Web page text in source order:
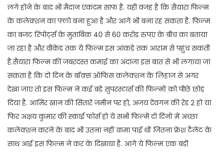
लगे होने के बाद भी मैदान एकदम साफ है. यही वजह है कि सैयारा फिल्म
के कलेक्शन का फ्लो बना हुआ है और आगे भी बना रह सकता है. फिल्म
का बजट रिपोर्ट्स के मुताबिक 40 से 60 करोड़ रुपए के बीच का बताया
जा रहा है और वीकेंड तक ये फिल्म इस आंकड़े तक आराम से पहुंच सकती
है.सैयारा फिल्म की जबरदस्त कमाई का अंदाजा इस बात से भी लगाया जा
सकता है कि दो दिन के बॉक्स ऑफिस कलेक्शन के लिहाज से अगर
देखा जाए तो इस फिल्म ने कई बड़े सुपरस्टार्स की फिल्मों को पीछे छोड़
दिया है. आमिर खान की सितारे जमीन पर हो, अजय देवगन की रेड 2 हो या
फिर अक्षय कुमार की स्काई फोर्स हो ये सभी फिल्में दो दिनों में अच्छा
कलेक्शन करने के बाद भी उतना नहीं कमा पाई थीं जितना फ्रेश टैलेंट के
साथ आई इस फिल्म ने कर के दिखाया है. आगे ये फिल्म एक बड़ी